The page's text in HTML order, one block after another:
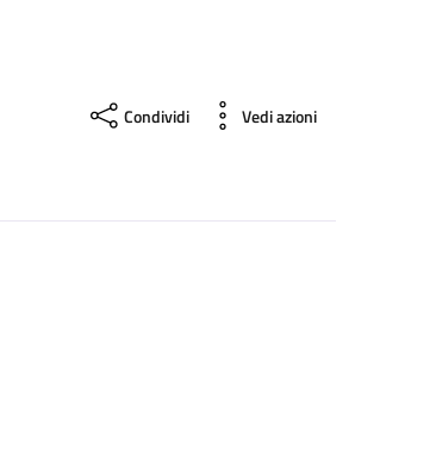
Condividi Vedi azioni